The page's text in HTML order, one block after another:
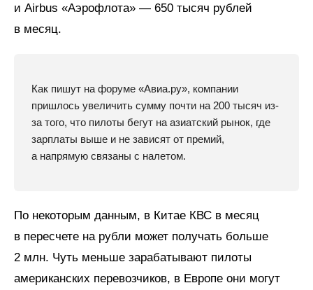
и Airbus «Аэрофлота» — 650 тысяч рублей
в месяц.
Как пишут на форуме «Авиа.ру», компании
пришлось увеличить сумму почти на 200 тысяч из-
за того, что пилоты бегут на азиатский рынок, где
зарплаты выше и не зависят от премий,
а напрямую связаны с налетом.
По некоторым данным, в Китае КВС в месяц
в пересчете на рубли может получать больше
2 млн. Чуть меньше зарабатывают пилоты
американских перевозчиков, в Европе они могут